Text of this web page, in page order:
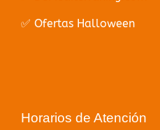
✅ Ofertas Halloween
Horarios de Atención